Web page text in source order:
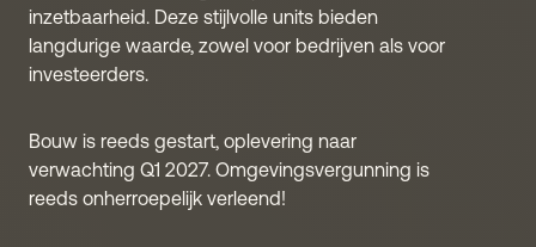
inzetbaarheid. Deze stijlvolle units bieden
langdurige waarde, zowel voor bedrijven als voor
investeerders.
Bouw is reeds gestart, oplevering naar
verwachting Q1 2027. Omgevingsvergunning is
reeds onherroepelijk verleend!